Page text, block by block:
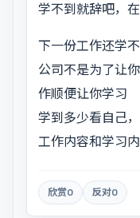
学不到就辞吧，
下一份工作还学
公司不是为了让
作顺便让你学习
学到多少看自己
工作内容和学习
欣赏0 反对0